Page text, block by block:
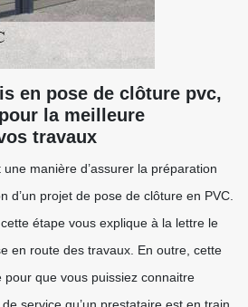
en pose de clôture pvc,
la meilleure
travaux
manière d’assurer la préparation
d’un projet de pose de clôture en PVC.
étape vous explique à la lettre le
en route des travaux. En outre, cette
que vous puissiez connaitre